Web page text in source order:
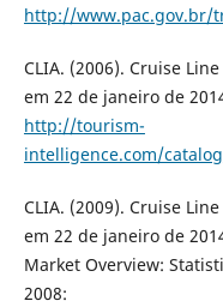
http://www.pac.gov.br/
CLIA. (2006). Cruise
em 22 de janeiro de
http://tourism-
intelligence.com/
CLIA. (2009). Cruise
em 22 de janeiro de
Market Overview:
2008: